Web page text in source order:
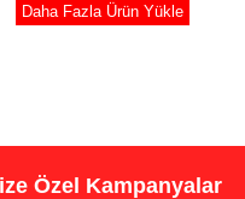
Daha Fazla Ürün Yükle
Özel Kampanyalar